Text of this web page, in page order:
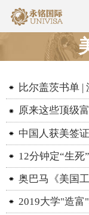
原来这些顶级
中国人获美签